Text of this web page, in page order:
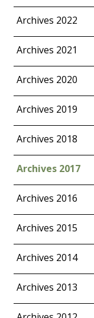
Archives 2022
Archives 2021
Archives 2020
Archives 2019
Archives 2018
Archives 2017
Archives 2016
Archives 2015
Archives 2014
Archives 2013